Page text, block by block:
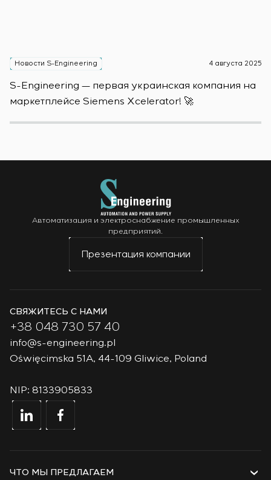
Новости S-Engineering 4 августа 2025
S-Engineering — первая украинская компания на
маркетплейсе Siemens Xcelerator! 🚀
Автоматизация и электроснабжение промышленных
предприятий.
Презентация компании
СВЯЖИТЕСЬ С НАМИ
+38 048 730 57 40
info@s-engineering.pl
Oświęcimska 51A, 44-109 Gliwice, Poland
NIP: 8133905833
ЧТО МЫ ПРЕДЛАГАЕМ